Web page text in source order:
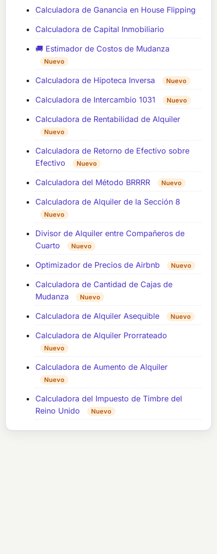
Calculadora de Ganancia en House Flipping
Calculadora de Capital Inmobiliario
🚚 Estimador de Costos de Mudanza
Nuevo
Calculadora de Hipoteca Inversa Nuevo
Calculadora de Intercambio 1031 Nuevo
Calculadora de Rentabilidad de Alquiler
Nuevo
Calculadora de Retorno de Efectivo sobre
Efectivo
Nuevo
Calculadora del Método BRRRR Nuevo
Calculadora de Alquiler de la Sección 8
Nuevo
Divisor de Alquiler entre Compañeros de
Cuarto
Nuevo
Optimizador de Precios de Airbnb Nuevo
Calculadora de Cantidad de Cajas de
Mudanza
Nuevo
Calculadora de Alquiler Asequible Nuevo
Calculadora de Alquiler Prorrateado
Nuevo
Calculadora de Aumento de Alquiler
Nuevo
Calculadora del Impuesto de Timbre del
Reino Unido
Nuevo